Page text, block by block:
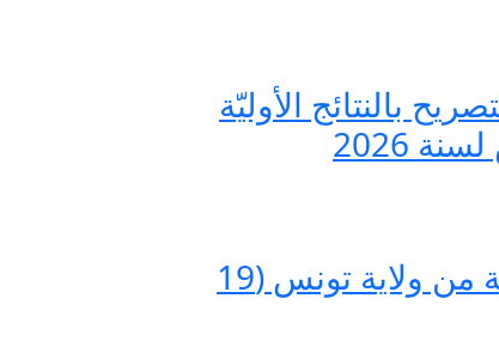
مؤرّخ في 20 جويلية 2026 يتعلّق بالتصريح بالنتائج الأوليّة
2026
مراكز الاقتراع – الدورة الثانية للانتخابات التشريعية الجزئية بدائرة الكبارية من ولاية تونس (19